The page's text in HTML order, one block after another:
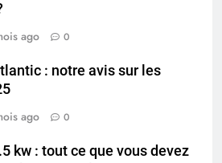
ago 0
: notre avis sur les
ago 0
kw : tout ce que vous devez